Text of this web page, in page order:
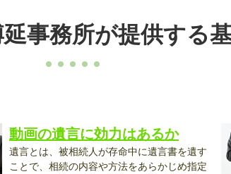
事務所が提供する
動画の遺言に効力はあるか
遺言とは、被相続人が存命中に遺言書を遺す
ことで、相続の内容や方法をあらかじめ指定